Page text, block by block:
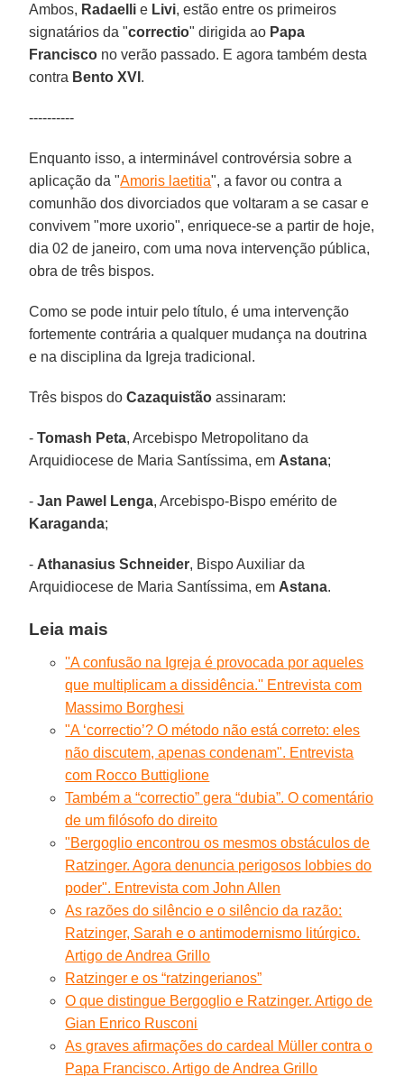
Ambos, Radaelli e Livi, estão entre os primeiros
signatários da "correctio" dirigida ao Papa
Francisco no verão passado. E agora também desta
contra Bento XVI .
----------
Enquanto isso, a interminável controvérsia sobre a
aplicação da "Amoris laetitia", a favor ou contra a
comunhão dos divorciados que voltaram a se casar e
convivem "more uxorio", enriquece-se a partir de hoje,
dia 02 de janeiro, com uma nova intervenção pública,
obra de três bispos.
Como se pode intuir pelo título, é uma intervenção
fortemente contrária a qualquer mudança na doutrina
e na disciplina da Igreja tradicional.
Três bispos doCazaquistão assinaram:
-Tomash Peta, Arcebispo Metropolitano da
Arquidiocese de Maria Santíssima, em Astana;
-Jan Pawel Lenga, Arcebispo-Bispo emérito de
Karaganda;
- Athanasius Schneider, Bispo Auxiliar da
Arquidiocese de Maria Santíssima, em Astana.
Leia mais
''A confusão na Igreja é provocada por aqueles
que multiplicam a dissidência.'' Entrevista com
Massimo Borghesi
"A ‘correctio’? O método não está correto: eles
não discutem, apenas condenam". Entrevista
com Rocco Buttiglione
Também a “correctio” gera “dubia”. O comentário
de um filósofo do direito
"Bergoglio encontrou os mesmos obstáculos de
Ratzinger. Agora denuncia perigosos lobbies do
poder". Entrevista com John Allen
As razões do silêncio e o silêncio da razão:
Ratzinger, Sarah e o antimodernismo litúrgico.
Artigo de Andrea Grillo
Ratzinger e os “ratzingerianos”
O que distingue Bergoglio e Ratzinger. Artigo de
Gian Enrico Rusconi
As graves afirmações do cardeal Müller contra o
Papa Francisco. Artigo de Andrea Grillo